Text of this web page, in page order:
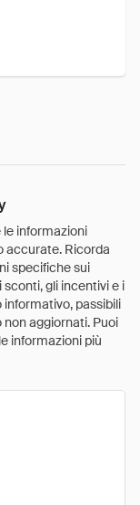
informazioni
accurate. Ricorda
specifiche sui
sconti, gli incentivi e i
passibili
aggiornati. Puoi
informazioni più